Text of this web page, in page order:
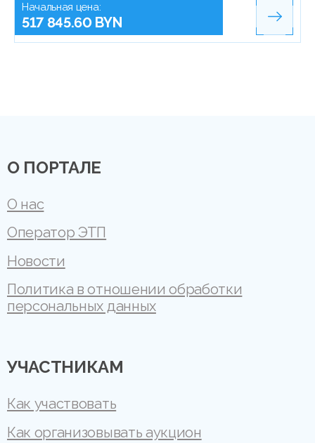
Начальная цена:
517 845.60 BYN
О ПОРТАЛЕ
О нас
Оператор ЭТП
Новости
Политика в отношении обработки
персональных данных
УЧАСТНИКАМ
Как участвовать
Как организовывать аукцион